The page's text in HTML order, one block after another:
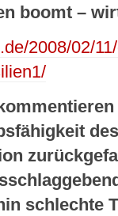
boomt –
2008/02/
schlechte